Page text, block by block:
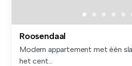
Roosendaal
Modern appartement met één
het cent...